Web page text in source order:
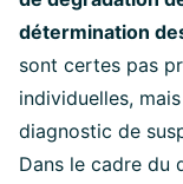
détermination
sont certes pas
individuelles,
diagnostic de
Dans le cadre du